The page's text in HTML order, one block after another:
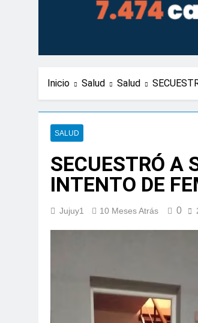
Inicio Salud Salud
SALUD
SECUESTRÓ A
INTENTO DE
Jujuy1 10 Meses Atrás 0